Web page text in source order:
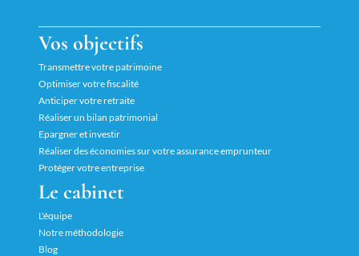
Vos objectifs
Transmettre votre patrimoine
Optimiser votre fiscalité
Anticiper votre retraite
Réaliser un bilan patrimonial
Epargner et investir
Réaliser des économies sur votre assurance emprunteur
Protéger votre entreprise
Le cabinet
L'équipe
Notre méthodologie
Blog